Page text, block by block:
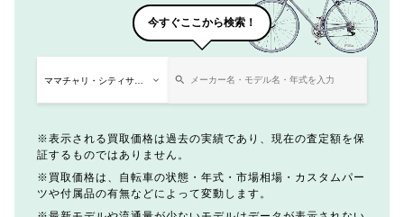
今すぐここから検索！
表示される買取価格は過去の実績であり、現在の査定額を保
証するものではありません。
買取価格は、自転車の状態・年式・市場相場・カスタムパー
ツや付属品の有無などによって変動します。